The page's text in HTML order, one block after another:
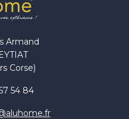
Armand
Corse)
54 84